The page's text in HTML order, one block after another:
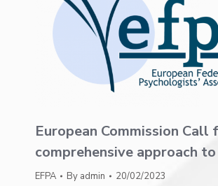
European Commission Call
comprehensive approach
EFPA By admin 20/02/2023